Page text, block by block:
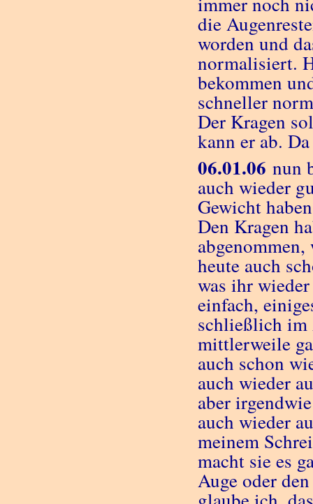
die
worden und
normalisiert.
bekommen
schneller
Der Kragen
kann er ab.
06.01.06 nun
auch wieder
Gewicht
Den Kragen
heute auch
was ihr
einfach,
schließlich im
mittlerweile
auch schon
auch wieder
aber
auch wieder
meinem
macht sie es
Auge oder